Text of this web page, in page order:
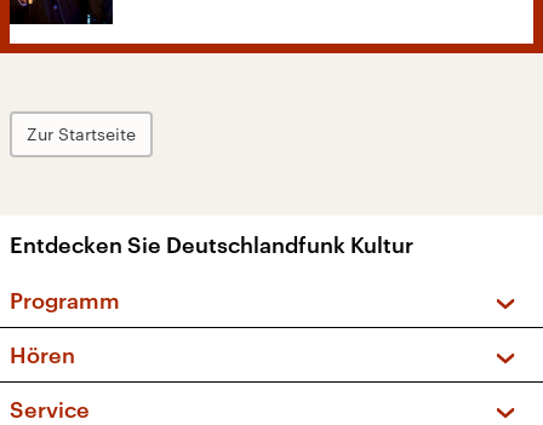
Zur Startseite
Entdecken Sie Deutschlandfunk Kultur
Programm
Sendungen und Podcasts
Hören
Service